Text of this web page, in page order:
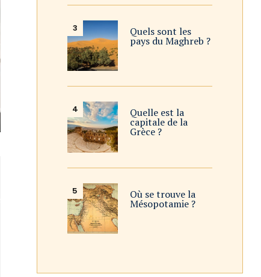
Quels sont les
pays du Maghreb ?
Quelle est la
capitale de la
Grèce ?
Où se trouve la
Mésopotamie ?